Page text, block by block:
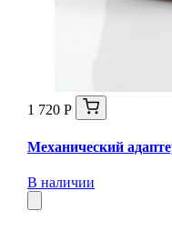
1 720 Р
Механический
В наличии